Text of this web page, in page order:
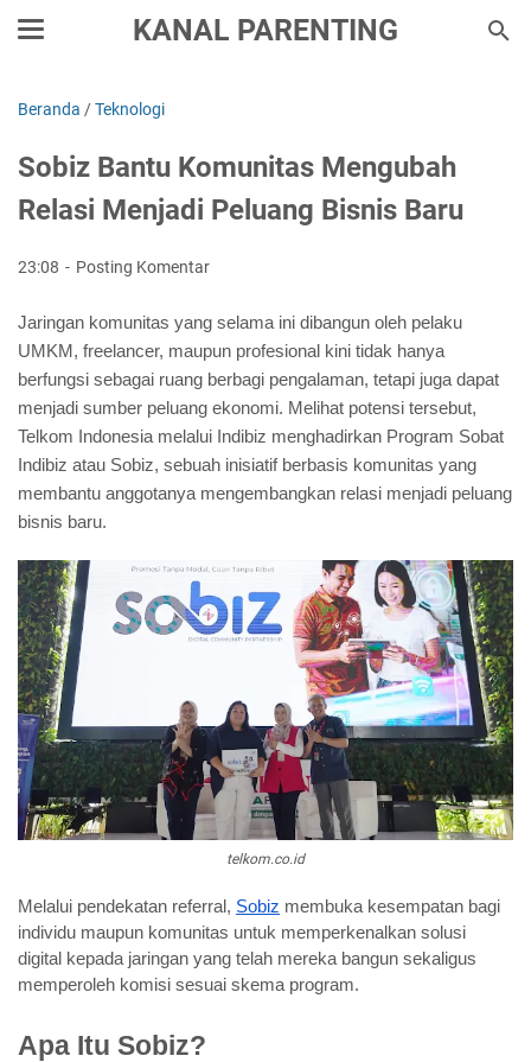
KANAL PARENTING
Beranda /Teknologi
Sobiz Bantu Komunitas Mengubah
Relasi Menjadi Peluang Bisnis Baru
23:08 Posting Komentar
Jaringan komunitas yang selama ini dibangun oleh pelaku
UMKM, freelancer, maupun profesional kini tidak hanya
berfungsi sebagai ruang berbagi pengalaman, tetapi juga dapat
menjadi sumber peluang ekonomi. Melihat potensi tersebut,
Telkom Indonesia melalui Indibiz menghadirkan Program Sobat
Indibiz atau Sobiz, sebuah inisiatif berbasis komunitas yang
membantu anggotanya mengembangkan relasi menjadi peluang
bisnis baru.
telkom.co.id
Melalui pendekatan referral, Sobiz membuka kesempatan bagi
individu maupun komunitas untuk memperkenalkan solusi
digital kepada jaringan yang telah mereka bangun sekaligus
memperoleh komisi sesuai skema program.
Apa Itu Sobiz?